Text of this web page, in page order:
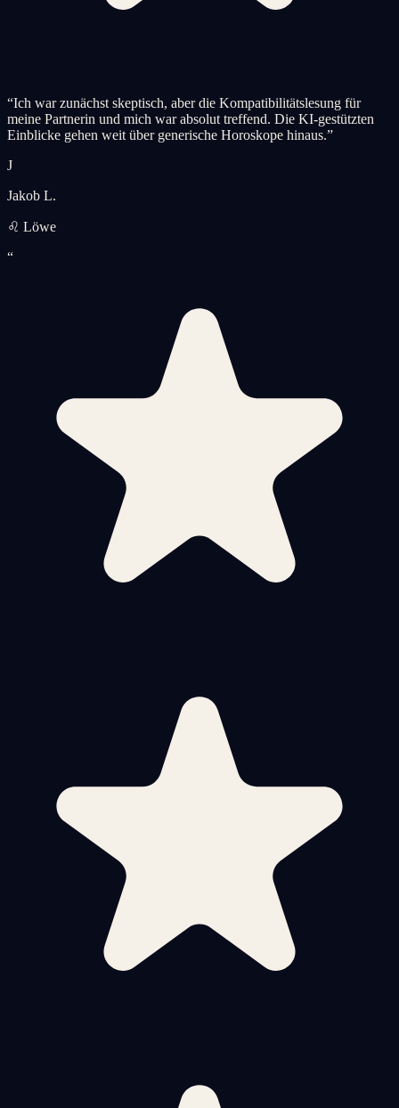
“Ich war zunächst skeptisch, aber die Kompatibilitätslesung für
meine Partnerin und mich war absolut treffend. Die KI-gestützten
Einblicke gehen weit über generische Horoskope hinaus.”
J
Jakob L.
♌ Löwe
“